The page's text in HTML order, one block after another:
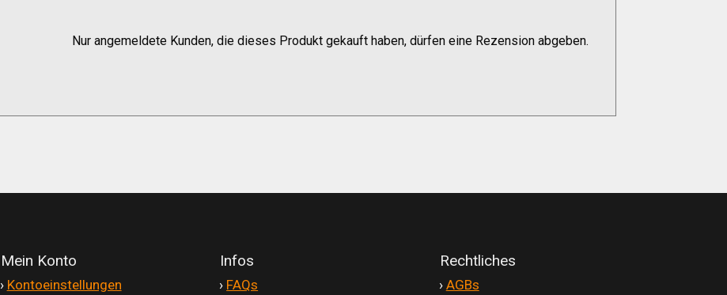
Nur angemeldete Kunden, die dieses Produkt gekauft haben, dürfen eine Rezension abgeben.
Mein Konto
› Kontoeinstellungen
Infos
› FAQs
Rechtliches
› AGBs